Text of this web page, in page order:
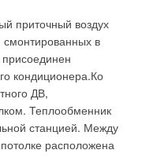
приточный воздух
смонтированных в
кондиционера.Ко
ДВ,
Теплообменник
станцией. Между
расположена
или жидкотопливные